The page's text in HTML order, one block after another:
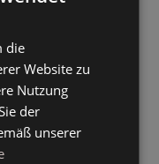
die
Website zu
Nutzung
der
unserer